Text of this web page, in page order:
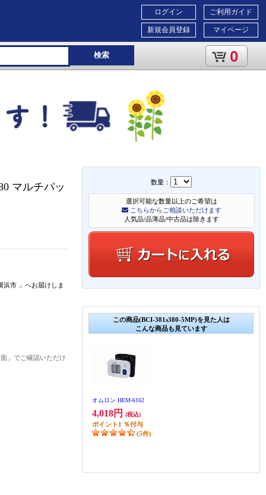
ご利用ガイド
マイページ
ログイン
新規会員登録
検索 0
数量：
選択可能な数量以上のご希望は
こちらからご相談いただけます
人気品/品薄品/中古品は除きます
この商品(BCI-381s380-5MP)を見た人は
こんな商品も見ています
オムロン HEM-6162
4,018円 (税込)
ポイント 1 ％付与
(5件)
マルチパッ
浜市 」 へお届けしま
」でご確認いただけ